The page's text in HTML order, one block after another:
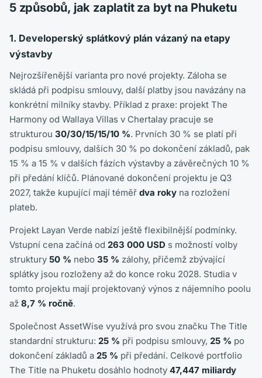
5 způsobů, jak zaplatit za byt na Phuketu
1. Developerský splátkový plán vázaný na etapy
výstavby
Nejrozšířenější varianta pro nové projekty. Záloha se
skládá při podpisu smlouvy, další platby jsou navázány na
konkrétní milníky stavby. Příklad z praxe: projekt The
Harmony od Wallaya Villas v Chertalay pracuje se
strukturou 30/30/15/15/10 %. Prvních 30 % se platí při
podpisu smlouvy, dalších 30 % po dokončení základů, pak
15 % a 15 % v dalších fázích výstavby a závěrečných 10 %
při předání klíčů. Plánované dokončení projektu je Q3
2027, takže kupující mají téměř dva roky na rozložení
plateb.
Projekt Layan Verde nabízí ještě flexibilnější podmínky.
Vstupní cena začíná od 263 000 USD s možností volby
struktury 50 % nebo 35 % zálohy, přičemž zbývající
splátky jsou rozloženy až do konce roku 2028. Studia v
tomto projektu mají projektovaný výnos z nájemního poolu
až 8,7 % ročně.
Společnost AssetWise využívá pro svou značku The Title
standardní strukturu: 25 % při podpisu smlouvy, 25 % po
dokončení základů a 25 % při předání. Celkové portfolio
The Title na Phuketu dosáhlo hodnoty 47,447 miliardy